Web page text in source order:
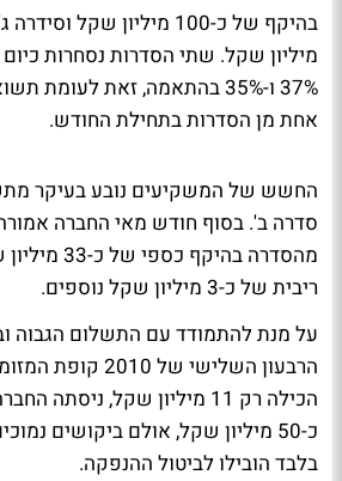
מיליון שקל. שתי הסדרות נסחרות
אחת מן הסדרות בתחילת החודש.
החשש של המשקיעים נובע בעיקר
סדרה ב'. בסוף חודש מאי החברה
מהסדרה
ריבית של כ-3 מיליון שקל נוספים.
על מנת להתמודד עם התשלום הגבוה
הרבעון השלישי של
הכילה רק 11 מיליון שקל,
בלבד הובילו לביטול ההנפקה.